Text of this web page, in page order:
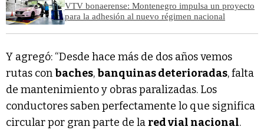
VTV bonaerense: Montenegro impulsa un proyecto
para la adhesión al nuevo régimen nacional
Y agregó: “Desde hace más de dos años vemos
rutas conbaches,banquinas deterioradas, falta
de mantenimiento y obras paralizadas. Los
conductores saben perfectamente lo que significa
circular por gran parte de la red vial nacional.